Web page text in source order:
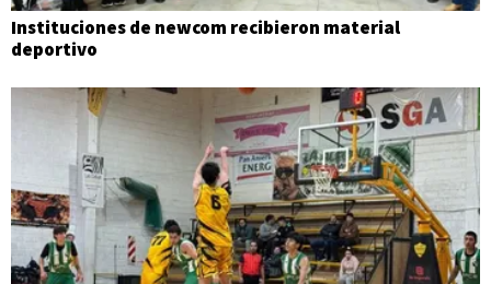
Instituciones de newcom recibieron material
deportivo